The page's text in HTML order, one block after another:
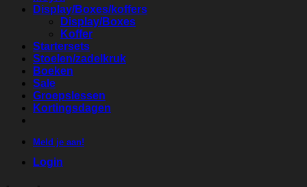
Display/Boxes/koffers
Display/Boxes
Koffer
Startersets
Stoelen/zadelkruk
Boeken
Sale
Groepslessen
Kortingsdagen
Meld je aan!
Login